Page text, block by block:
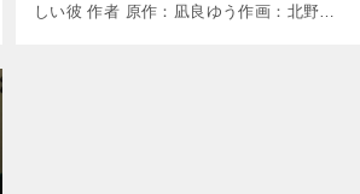
しい彼 作者 原作：凪良ゆう作画：北野仁